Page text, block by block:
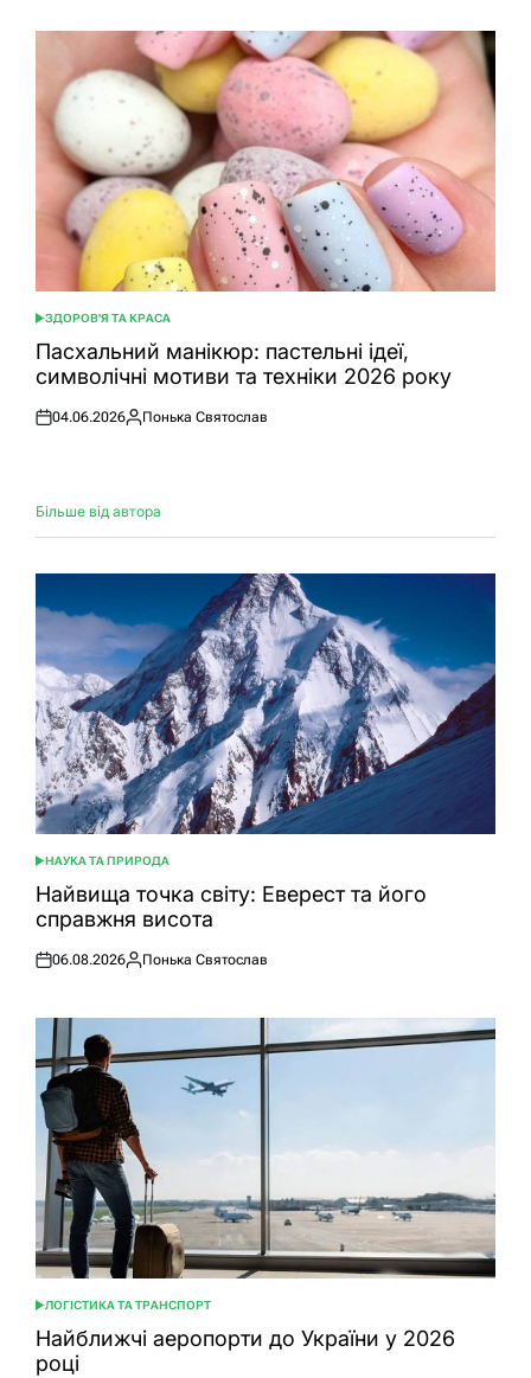
ОПУБЛІКУВАТИ
У
ЗДОРОВ'Я ТА КРАСА
Пасхальний манікюр: пастельні ідеї,
символічні мотиви та техніки 2026 року
Оприлюднено
04.06.2026
Опубліковано
Понька Святослав
Більше від автора
ОПУБЛІКУВАТИ
У
НАУКА ТА ПРИРОДА
Найвища точка світу: Еверест та його
справжня висота
Оприлюднено
06.08.2026
Опубліковано
Понька Святослав
ОПУБЛІКУВАТИ
У
ЛОГІСТИКА ТА ТРАНСПОРТ
Найближчі аеропорти до України у 2026
році